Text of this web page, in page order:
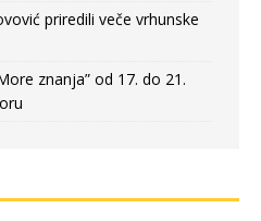
priredili veče vrhunske
znanja” od 17. do 21.